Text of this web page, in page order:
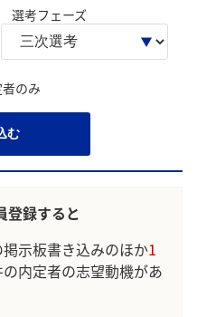
選考フェーズ
のみ
む
登録すると
示板書き込みのほか1
内定者の志望動機があ